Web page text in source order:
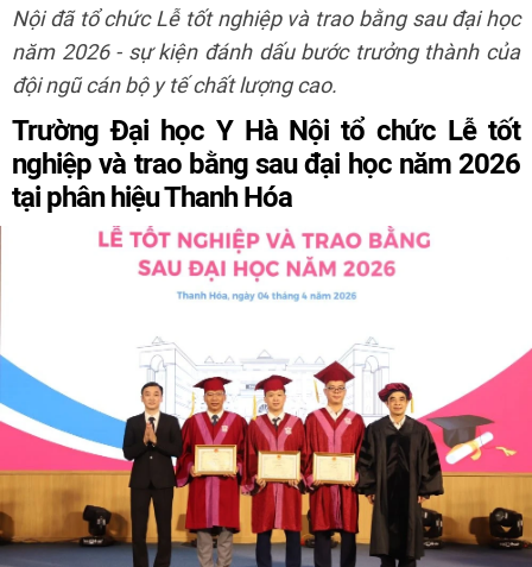
Nội đã tổ chức Lễ tốt nghiệp và trao bằng sau đại học
năm 2026 - sự kiện đánh dấu bước trưởng thành của
đội ngũ cán bộ y tế chất lượng cao.
Trường Đại học Y Hà Nội tổ chức Lễ tốt
nghiệp và trao bằng sau đại học năm 2026
tại phân hiệu Thanh Hóa